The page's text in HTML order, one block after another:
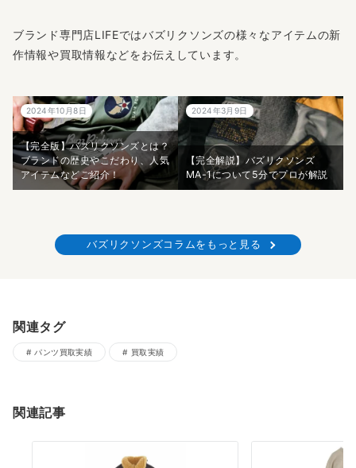
ブランド専門店LIFEではバズリクソンズの様々なアイテムの新
作情報や買取情報などをお伝えしています。
【完全版】バズリクソンズとは？
ブランドの歴史やこだわり、人気
アイテムなどご紹介！
2024年10月8日
【完全解説】バズリクソンズ
MA-1について5分でプロが解説
2024年3月9日
バズリクソンズコラムをもっと見る
関連タグ
パンツ買取実績 買取実績
関連記事